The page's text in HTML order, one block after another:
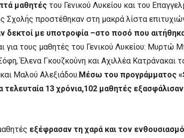
μαθητές του Γενικού Λυκείου και του
Σχολής προστέθηκαν στη μακρά λίστα
δεκτοί με υποτροφία –στο ποσό που
για τους μαθητές του Γενικού Λυκείου: Μυρτώ
Έλενα Γκουζκούνη και Αχιλλέα Κατράνακαι
Μαλού Αλεξιάδου. Μέσω του προγράμματος
τελευταία 13 χρόνια,102 μαθητές
εξέφρασαν τη χαρά και τον ενθουσιασμό